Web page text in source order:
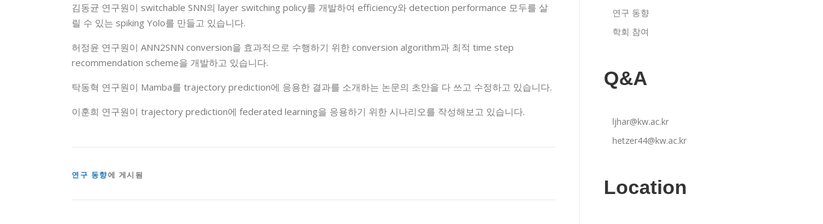
김동균 연구원이 switchable SNN의 layer switching policy를 개발하여 efficiency와 detection performance 모두를 살
릴 수 있는 spiking Yolo를 만들고 있습니다.
허정윤 연구원이 ANN2SNN conversion을 효과적으로 수행하기 위한 conversion algorithm과 최적 time step
recommendation scheme을 개발하고 있습니다.
탁동혁 연구원이 Mamba를 trajectory prediction에 응용한 결과를 소개하는 논문의 초안을 다 쓰고 수정하고 있습니다.
이훈희 연구원이 trajectory prediction에 federated learning을 응용하기 위한 시나리오를 작성해보고 있습니다.
연구 동향에 게시됨
연구 동향
학회 참여
Q&A
ljhar@kw.ac.kr
hetzer44@kw.ac.kr
Location